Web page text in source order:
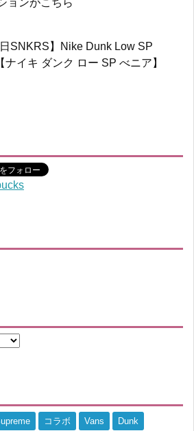
ョンがこちら
日SNKRS】Nike Dunk Low SP
ナイキ ダンク ロー SP べニア】
コラボ Vans Dunk